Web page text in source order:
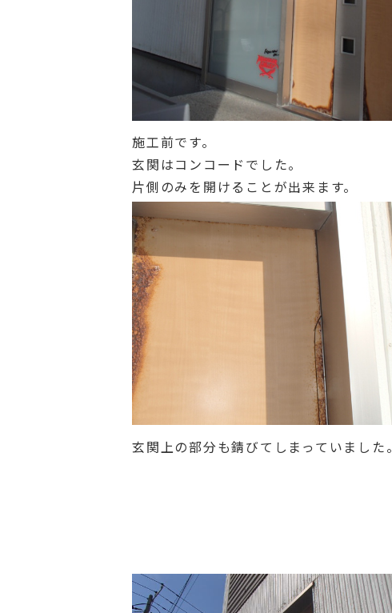
施工前です。
玄関はコンコードでした。
片側のみを開けることが出来ます。
玄関上の部分も錆びてしまっていました。